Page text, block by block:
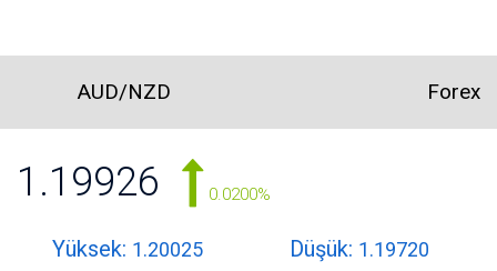
AUD/NZD Forex
1.19926 0.0200%
Yüksek: 1.20025 Düşük: 1.19720